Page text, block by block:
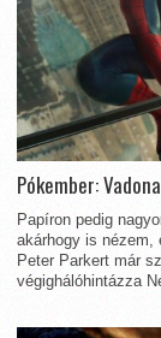
Pókember:
Papíron pedig
akárhogy is nézem,
Peter Parkert már
végighálóhintázza